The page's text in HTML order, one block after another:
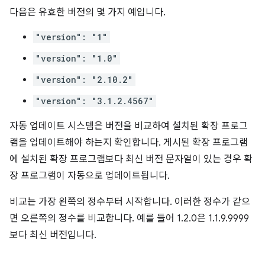
다음은 유효한 버전의 몇 가지 예입니다.
"version": "1"
"version": "1.0"
"version": "2.10.2"
"version": "3.1.2.4567"
자동 업데이트 시스템은 버전을 비교하여 설치된 확장 프로그
램을 업데이트해야 하는지 확인합니다. 게시된 확장 프로그램
에 설치된 확장 프로그램보다 최신 버전 문자열이 있는 경우 확
장 프로그램이 자동으로 업데이트됩니다.
비교는 가장 왼쪽의 정수부터 시작합니다. 이러한 정수가 같으
면 오른쪽의 정수를 비교합니다. 예를 들어 1.2.0은 1.1.9.9999
보다 최신 버전입니다.